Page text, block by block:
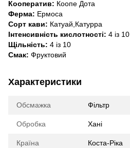
Кооператив: Коопе Дота
Ферма: Ермоса
Сорт кави: Катуай,Катурра
Інтенсивність кислотності: 4 із 10
Щільність: 4 із 10
Смак: Фруктовий
Характеристики
Обсмажка Фільтр
Обробка Хані
Країна Коста-Ріка